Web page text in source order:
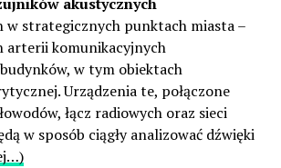
w strategicznych punktach miasta –
arterii komunikacyjnych
w tym obiektach
Urządzenia te, połączone
łącz radiowych oraz sieci
w sposób ciągły analizować dźwięki